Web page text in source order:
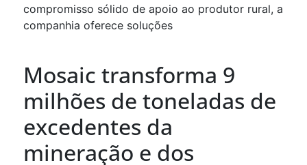
compromisso sólido de apoio ao produtor rural, a
companhia oferece soluções
Mosaic transforma 9
milhões de toneladas de
excedentes da
mineração e dos